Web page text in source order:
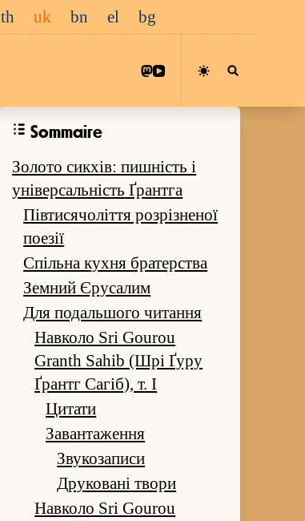
th uk bn el bg
Sommaire
Золото сикхів: пишність і
універсальність Ґрантга
Півтисячоліття розрізненої
поезії
Спільна кухня братерства
Земний Єрусалим
Для подальшого читання
Навколо Sri Gourou
Granth Sahib (Шрі Ґуру
Ґрантг Сагіб), т. I
Цитати
Завантаження
Звукозаписи
Друковані твори
Навколо Sri Gourou